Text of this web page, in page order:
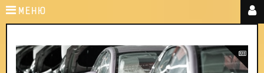
МЕНЮ